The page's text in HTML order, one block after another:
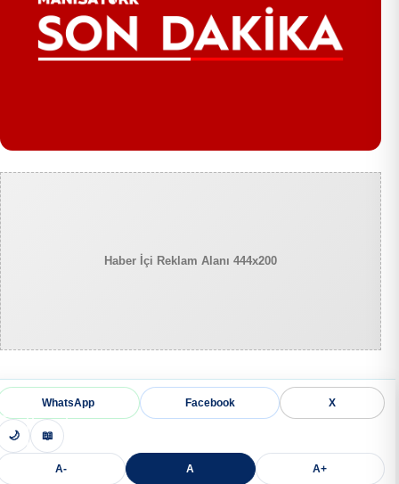
Haber İçi Reklam Alanı 444x200
WhatsApp Facebook X
🌙 📖
A- A A+